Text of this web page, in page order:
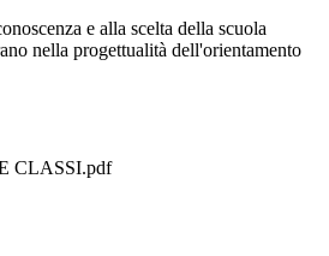
e alla scelta della scuola
nella progettualità dell'orientamento
CLASSI.pdf